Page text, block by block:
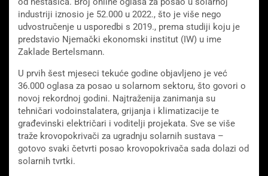
industriji iznosio je 52.000 u 2022., što je više nego
udvostručenje u usporedbi s 2019., prema studiji koju je
predstavio Njemački ekonomski institut (IW) u ime
Zaklade Bertelsmann.
U prvih šest mjeseci tekuće godine objavljeno je već
36.000 oglasa za posao u solarnom sektoru, što govori o
novoj rekordnoj godini. Najtraženija zanimanja su
tehničari vodoinstalatera, grijanja i klimatizacije te
građevinski električari i voditelji projekata. Sve se više
traže krovopokrivači za ugradnju solarnih sustava –
gotovo svaki četvrti posao krovopokrivača sada dolazi od
solarnih tvrtki.